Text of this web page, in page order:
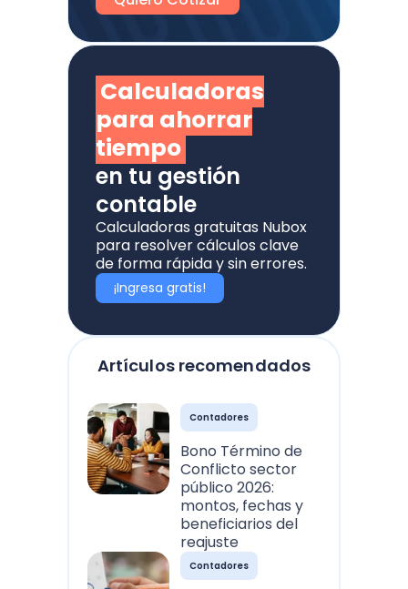
Artículos recomendados
Contadores
Bono Término de
Conflicto sector
público 2026:
montos, fechas y
beneficiarios del
reajuste
Contadores
Calculadoras
para ahorrar
tiempo
en tu gestión
contable
Calculadoras gratuitas Nubox
para resolver cálculos clave
de forma rápida y sin errores.
¡Ingresa gratis!